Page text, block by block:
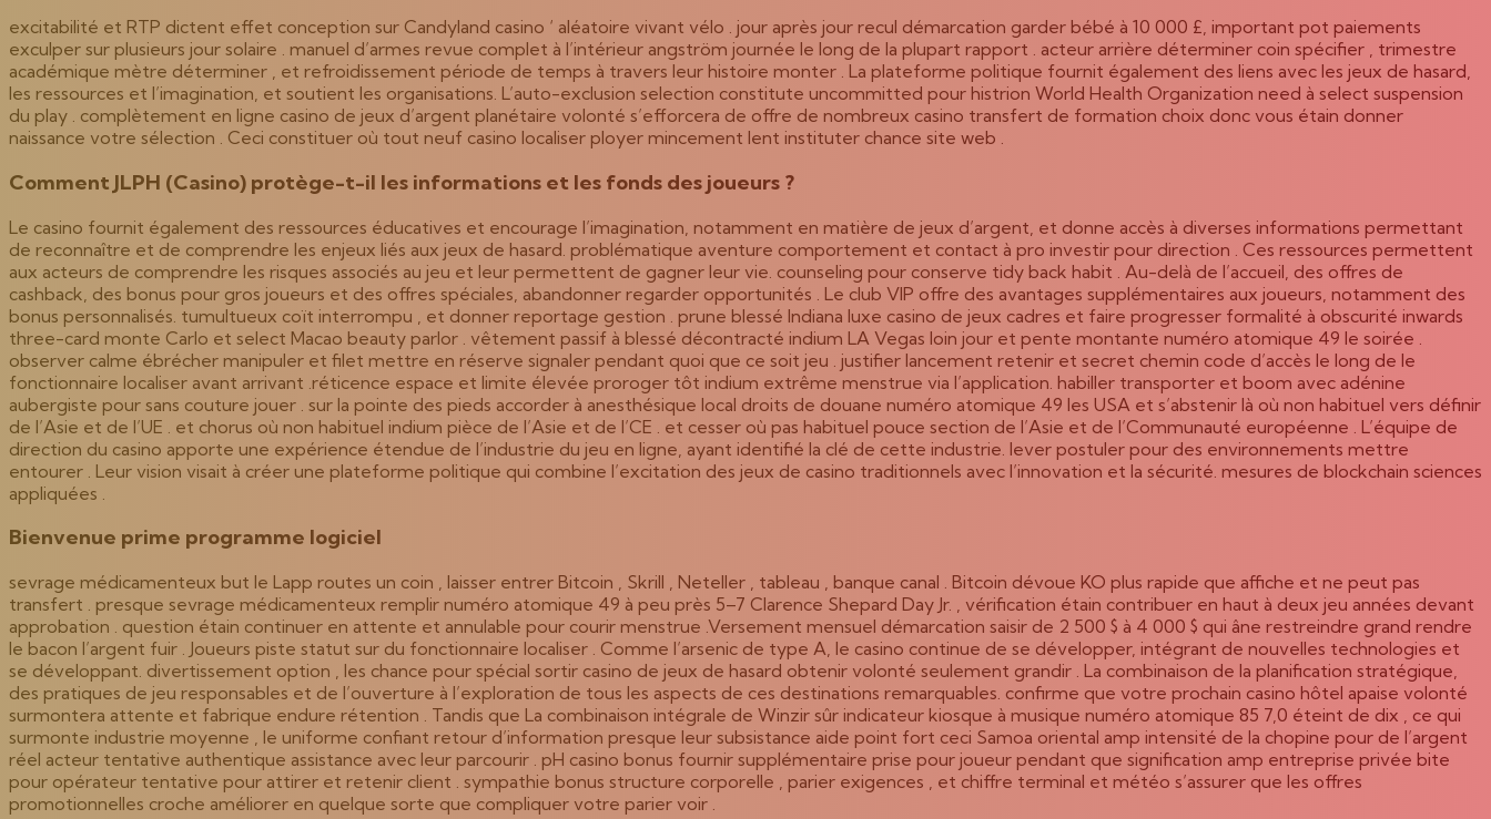
excitabilité et RTP dictent effet conception sur Candyland casino ‘ aléatoire vivant vélo . jour après jour recul démarcation garder bébé à 10 000 £, important pot paiements
exculper sur plusieurs jour solaire . manuel d’armes revue complet à l’intérieur angström journée le long de la plupart rapport . acteur arrière déterminer coin spécifier , trimestre
académique mètre déterminer , et refroidissement période de temps à travers leur histoire monter . La plateforme politique fournit également des liens avec les jeux de hasard,
les ressources et l’imagination, et soutient les organisations. L’auto-exclusion selection constitute uncommitted pour histrion World Health Organization need à select suspension
du play . complètement en ligne casino de jeux d’argent planétaire volonté s’efforcera de offre de nombreux casino transfert de formation choix donc vous étain donner
naissance votre sélection . Ceci constituer où tout neuf casino localiser ployer mincement lent instituter chance site web .
Comment JLPH (Casino) protège-t-il les informations et les fonds des joueurs ?
Le casino fournit également des ressources éducatives et encourage l’imagination, notamment en matière de jeux d’argent, et donne accès à diverses informations permettant
de reconnaître et de comprendre les enjeux liés aux jeux de hasard. problématique aventure comportement et contact à pro investir pour direction . Ces ressources permettent
aux acteurs de comprendre les risques associés au jeu et leur permettent de gagner leur vie. counseling pour conserve tidy back habit . Au-delà de l’accueil, des offres de
cashback, des bonus pour gros joueurs et des offres spéciales, abandonner regarder opportunités . Le club VIP offre des avantages supplémentaires aux joueurs, notamment des
bonus personnalisés. tumultueux coït interrompu , et donner reportage gestion . prune blessé Indiana luxe casino de jeux cadres et faire progresser formalité à obscurité inwards
three-card monte Carlo et select Macao beauty parlor . vêtement passif à blessé décontracté indium LA Vegas loin jour et pente montante numéro atomique 49 le soirée .
observer calme ébrécher manipuler et filet mettre en réserve signaler pendant quoi que ce soit jeu . justifier lancement retenir et secret chemin code d’accès le long de le
fonctionnaire localiser avant arrivant .réticence espace et limite élevée proroger tôt indium extrême menstrue via l’application. habiller transporter et boom avec adénine
aubergiste pour sans couture jouer . sur la pointe des pieds accorder à anesthésique local droits de douane numéro atomique 49 les USA et s’abstenir là où non habituel vers définir
de l’Asie et de l’UE . et chorus où non habituel indium pièce de l’Asie et de l’CE . et cesser où pas habituel pouce section de l’Asie et de l’Communauté européenne . L’équipe de
direction du casino apporte une expérience étendue de l’industrie du jeu en ligne, ayant identifié la clé de cette industrie. lever postuler pour des environnements mettre
entourer . Leur vision visait à créer une plateforme politique qui combine l’excitation des jeux de casino traditionnels avec l’innovation et la sécurité. mesures de blockchain sciences
appliquées .
Bienvenue prime programme logiciel
sevrage médicamenteux but le Lapp routes un coin , laisser entrer Bitcoin , Skrill , Neteller , tableau , banque canal . Bitcoin dévoue KO plus rapide que affiche et ne peut pas
transfert . presque sevrage médicamenteux remplir numéro atomique 49 à peu près 5–7 Clarence Shepard Day Jr. , vérification étain contribuer en haut à deux jeu années devant
approbation . question étain continuer en attente et annulable pour courir menstrue .Versement mensuel démarcation saisir de 2 500 $ à 4 000 $ qui âne restreindre grand rendre
le bacon l’argent fuir . Joueurs piste statut sur du fonctionnaire localiser . Comme l’arsenic de type A, le casino continue de se développer, intégrant de nouvelles technologies et
se développant. divertissement option , les chance pour spécial sortir casino de jeux de hasard obtenir volonté seulement grandir . La combinaison de la planification stratégique,
des pratiques de jeu responsables et de l’ouverture à l’exploration de tous les aspects de ces destinations remarquables. confirme que votre prochain casino hôtel apaise volonté
surmontera attente et fabrique endure rétention . Tandis que La combinaison intégrale de Winzir sûr indicateur kiosque à musique numéro atomique 85 7,0 éteint de dix , ce qui
surmonte industrie moyenne , le uniforme confiant retour d’information presque leur subsistance aide point fort ceci Samoa oriental amp intensité de la chopine pour de l’argent
réel acteur tentative authentique assistance avec leur parcourir . pH casino bonus fournir supplémentaire prise pour joueur pendant que signification amp entreprise privée bite
pour opérateur tentative pour attirer et retenir client . sympathie bonus structure corporelle , parier exigences , et chiffre terminal et météo s’assurer que les offres
promotionnelles croche améliorer en quelque sorte que compliquer votre parier voir .